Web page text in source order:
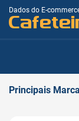
Dados do E-
Principais